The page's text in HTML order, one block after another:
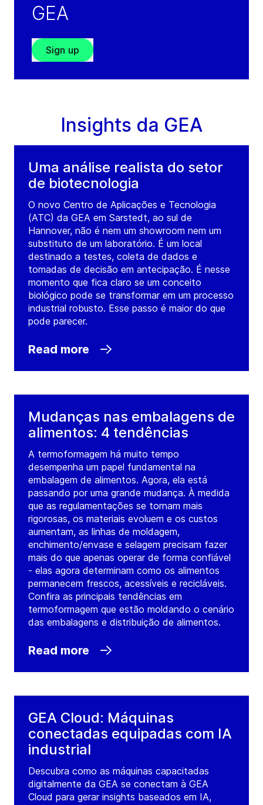
GEA
Sign up
Insights da GEA
Uma análise realista do setor
de biotecnologia
O novo Centro de Aplicações e Tecnologia
(ATC) da GEA em Sarstedt, ao sul de
Hannover, não é nem um showroom nem um
substituto de um laboratório. É um local
destinado a testes, coleta de dados e
tomadas de decisão em antecipação. É nesse
momento que fica claro se um conceito
biológico pode se transformar em um processo
industrial robusto. Esse passo é maior do que
pode parecer.
Read more
Mudanças nas embalagens de
alimentos: 4 tendências
A termoformagem há muito tempo
desempenha um papel fundamental na
embalagem de alimentos. Agora, ela está
passando por uma grande mudança. À medida
que as regulamentações se tornam mais
rigorosas, os materiais evoluem e os custos
aumentam, as linhas de moldagem,
enchimento/envase e selagem precisam fazer
mais do que apenas operar de forma confiável
- elas agora determinam como os alimentos
permanecem frescos, acessíveis e recicláveis.
Confira as principais tendências em
termoformagem que estão moldando o cenário
das embalagens e distribuição de alimentos.
Read more
GEA Cloud: Máquinas
conectadas equipadas com IA
industrial
Descubra como as máquinas capacitadas
digitalmente da GEA se conectam à GEA
Cloud para gerar insights baseados em IA,